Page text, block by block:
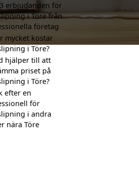
erbjudanden för
i Töre från
företag
mycket kostar
i Töre?
hjälper till att
priset på
i Töre?
efter en
för
i andra
nära Töre